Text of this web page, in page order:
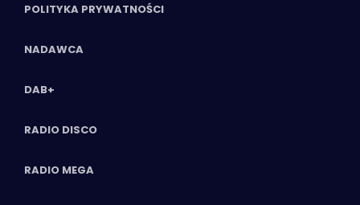
POLITYKA PRYWATNOŚCI
NADAWCA
DAB+
RADIO DISCO
RADIO MEGA